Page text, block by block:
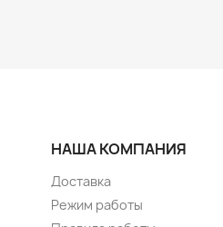
НАША КОМПАНИЯ
Доставка
Режим работы